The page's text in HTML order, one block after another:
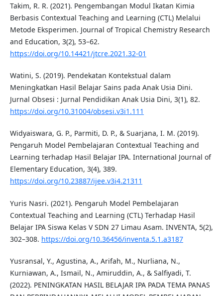
Takim, R. R. (2021). Pengembangan Modul Ikatan Kimia
Berbasis Contextual Teaching and Learning (CTL) Melalui
Metode Eksperimen. Journal of Tropical Chemistry Research
and Education, 3(2), 53–62.
https://doi.org/10.14421/jtcre.2021.32-01
Watini, S. (2019). Pendekatan Kontekstual dalam
Meningkatkan Hasil Belajar Sains pada Anak Usia Dini.
Jurnal Obsesi : Jurnal Pendidikan Anak Usia Dini, 3(1), 82.
https://doi.org/10.31004/obsesi.v3i1.111
Widyaiswara, G. P., Parmiti, D. P., & Suarjana, I. M. (2019).
Pengaruh Model Pembelajaran Contextual Teaching and
Learning terhadap Hasil Belajar IPA. International Journal of
Elementary Education, 3(4), 389.
https://doi.org/10.23887/ijee.v3i4.21311
Yuris Nasri. (2021). Pengaruh Model Pembelajaran
Contextual Teaching and Learning (CTL) Terhadap Hasil
Belajar IPA Siswa Kelas V SDN 27 Limau Asam. INVENTA, 5(2),
302–308. https://doi.org/10.36456/inventa.5.1.a3187
Yusransal, Y., Agustina, A., Arifah, M., Nurliana, N.,
Kurniawan, A., Ismail, N., Amiruddin, A., & Salfiyadi, T.
(2022). PENINGKATAN HASIL BELAJAR IPA PADA TEMA PANAS